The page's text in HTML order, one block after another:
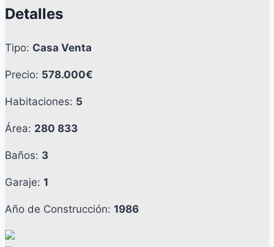
Detalles
Tipo: Casa Venta
Precio: 578.000€
Habitaciones: 5
Área: 280 833
Baños: 3
Garaje: 1
Año de Construcción: 1986